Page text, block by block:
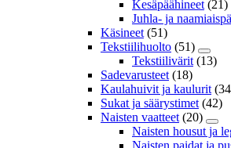
Kesäpäähineet (21)
Juhla- ja
Käsineet (51)
Tekstiilihuolto (51)
Tekstiilivärit (13)
Sadevarusteet (18)
Kaulahuivit ja kaulurit
Sukat ja säärystimet (42)
Naisten vaatteet (20)
Naisten housut ja